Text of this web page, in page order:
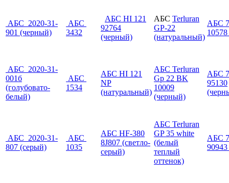
АБС 2020-31-
901 (черный)
АБС
3432
АБС HI 121
92764
(черный)
АБС Terluran
GP-22
(натуральный)
АБС
АБС 2020-31-
001б
(голубовато-
белый)
АБС
1534
АБС HI 121
NP
(натуральный)
АБС Terluran
Gp 22 BK
10009
(черный)
АБС
95130
АБС 2020-31-
807 (серый)
АБС
1035
АБС HF-380
8J807 (светло-
серый)
АБС Terluran
GP 35 white
(белый
теплый
оттенок)
АБС